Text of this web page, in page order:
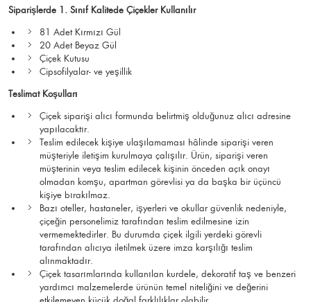
Siparişlerde 1. Sınıf Kalitede Çiçekler Kullanılır
81 Adet Kırmızı Gül
20 Adet Beyaz Gül
Çiçek Kutusu
Cipsofilyalar- ve yeşillik
Teslimat Koşulları
Çiçek siparişi alıcı formunda belirtmiş olduğunuz alıcı adresine
yapılacaktır.
Teslim edilecek kişiye ulaşılamaması hâlinde siparişi veren
müşteriyle iletişim kurulmaya çalışılır. Ürün, siparişi veren
müşterinin veya teslim edilecek kişinin önceden açık onayı
olmadan komşu, apartman görevlisi ya da başka bir üçüncü
kişiye bırakılmaz.
Bazı oteller, hastaneler, işyerleri ve okullar güvenlik nedeniyle,
çiçeğin personelimiz tarafından teslim edilmesine izin
vermemektedirler. Bu durumda çiçek ilgili yerdeki görevli
tarafından alıcıya iletilmek üzere imza karşılığı teslim
alınmaktadır.
Çiçek tasarımlarında kullanılan kurdele, dekoratif taş ve benzeri
yardımcı malzemelerde ürünün temel niteliğini ve değerini